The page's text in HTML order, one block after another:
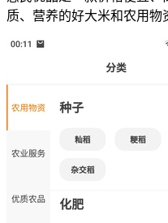
质、营养的好大米和农用物